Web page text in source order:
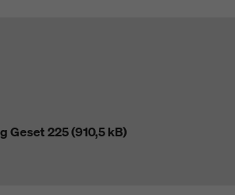
Geset 225 (910,5 kB)